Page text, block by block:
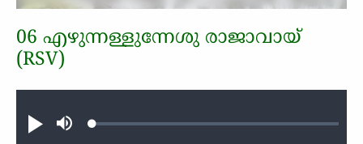
Play MuteLoaded:
06 എഴുന്നള്ളുന്നേശു രാജാവായ്
(RSV)